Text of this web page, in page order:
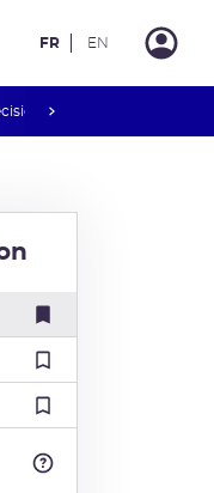
et guides INB
FR EN